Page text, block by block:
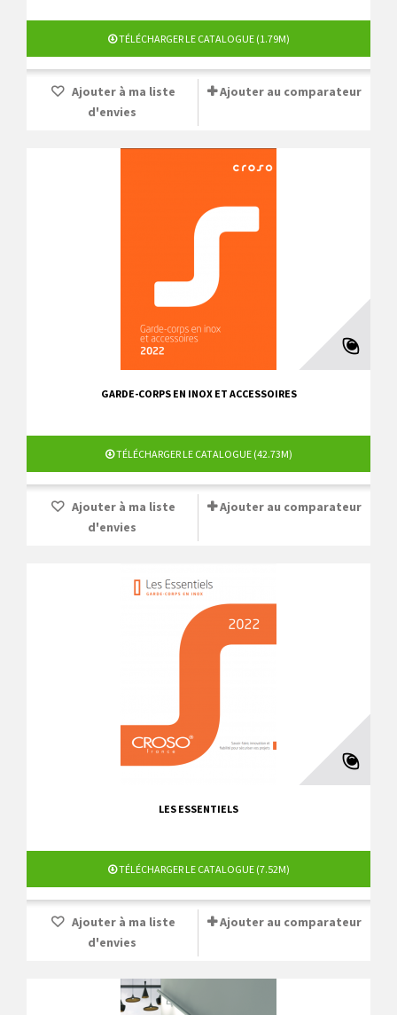
TÉLÉCHARGER LE CATALOGUE (1.79M)
Ajouter à ma liste
d'envies
Ajouter au comparateur
GARDE-CORPS EN INOX ET ACCESSOIRES
TÉLÉCHARGER LE CATALOGUE (42.73M)
Ajouter à ma liste
d'envies
Ajouter au comparateur
LES ESSENTIELS
TÉLÉCHARGER LE CATALOGUE (7.52M)
Ajouter à ma liste
d'envies
Ajouter au comparateur